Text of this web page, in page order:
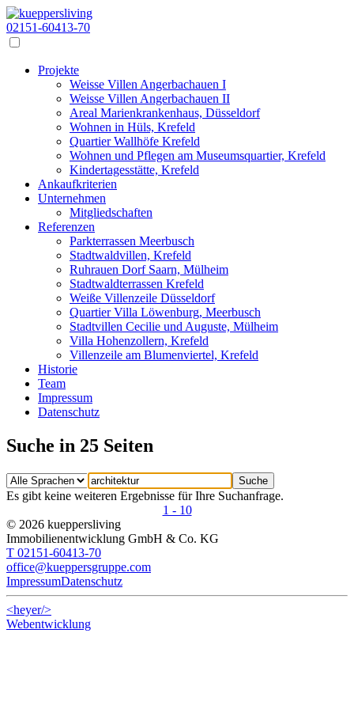
02151-60413-70
Projekte
Weisse Villen Angerbachauen I
Weisse Villen Angerbachauen II
Areal Marienkrankenhaus, Düsseldorf
Wohnen in Hüls, Krefeld
Quartier Wallhöfe Krefeld
Wohnen und Pflegen am Museumsquartier, Krefeld
Kindertagesstätte, Krefeld
Ankaufkriterien
Unternehmen
Mitgliedschaften
Referenzen
Parkterrassen Meerbusch
Stadtwaldvillen, Krefeld
Ruhrauen Dorf Saarn, Mülheim
Stadtwaldterrassen Krefeld
Weiße Villenzeile Düsseldorf
Quartier Villa Löwenburg, Meerbusch
Stadtvillen Cecilie und Auguste, Mülheim
Villa Hohenzollern, Krefeld
Villenzeile am Blumenviertel, Krefeld
Historie
Team
Impressum
Datenschutz
Suche in 25 Seiten
Es gibt keine weiteren Ergebnisse für Ihre Suchanfrage.
1 - 10
© 2026 kueppersliving
Immobilienentwicklung GmbH & Co. KG
T 02151-60413-70
office@kueppersgruppe.com
ImpressumDatenschutz
<heyer/>
Webentwicklung